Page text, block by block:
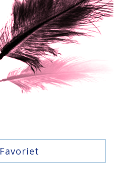
Favoriet